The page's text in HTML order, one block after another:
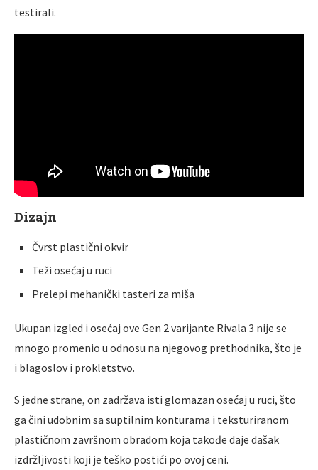
testirali.
Dizajn
Čvrst plastični okvir
Teži osećaj u ruci
Prelepi mehanički tasteri za miša
Ukupan izgled i osećaj ove Gen 2 varijante Rivala 3 nije se
mnogo promenio u odnosu na njegovog prethodnika, što je
i blagoslov i prokletstvo.
S jedne strane, on zadržava isti glomazan osećaj u ruci, što
ga čini udobnim sa suptilnim konturama i teksturiranom
plastičnom završnom obradom koja takođe daje dašak
izdržlјivosti koji je teško postići po ovoj ceni.